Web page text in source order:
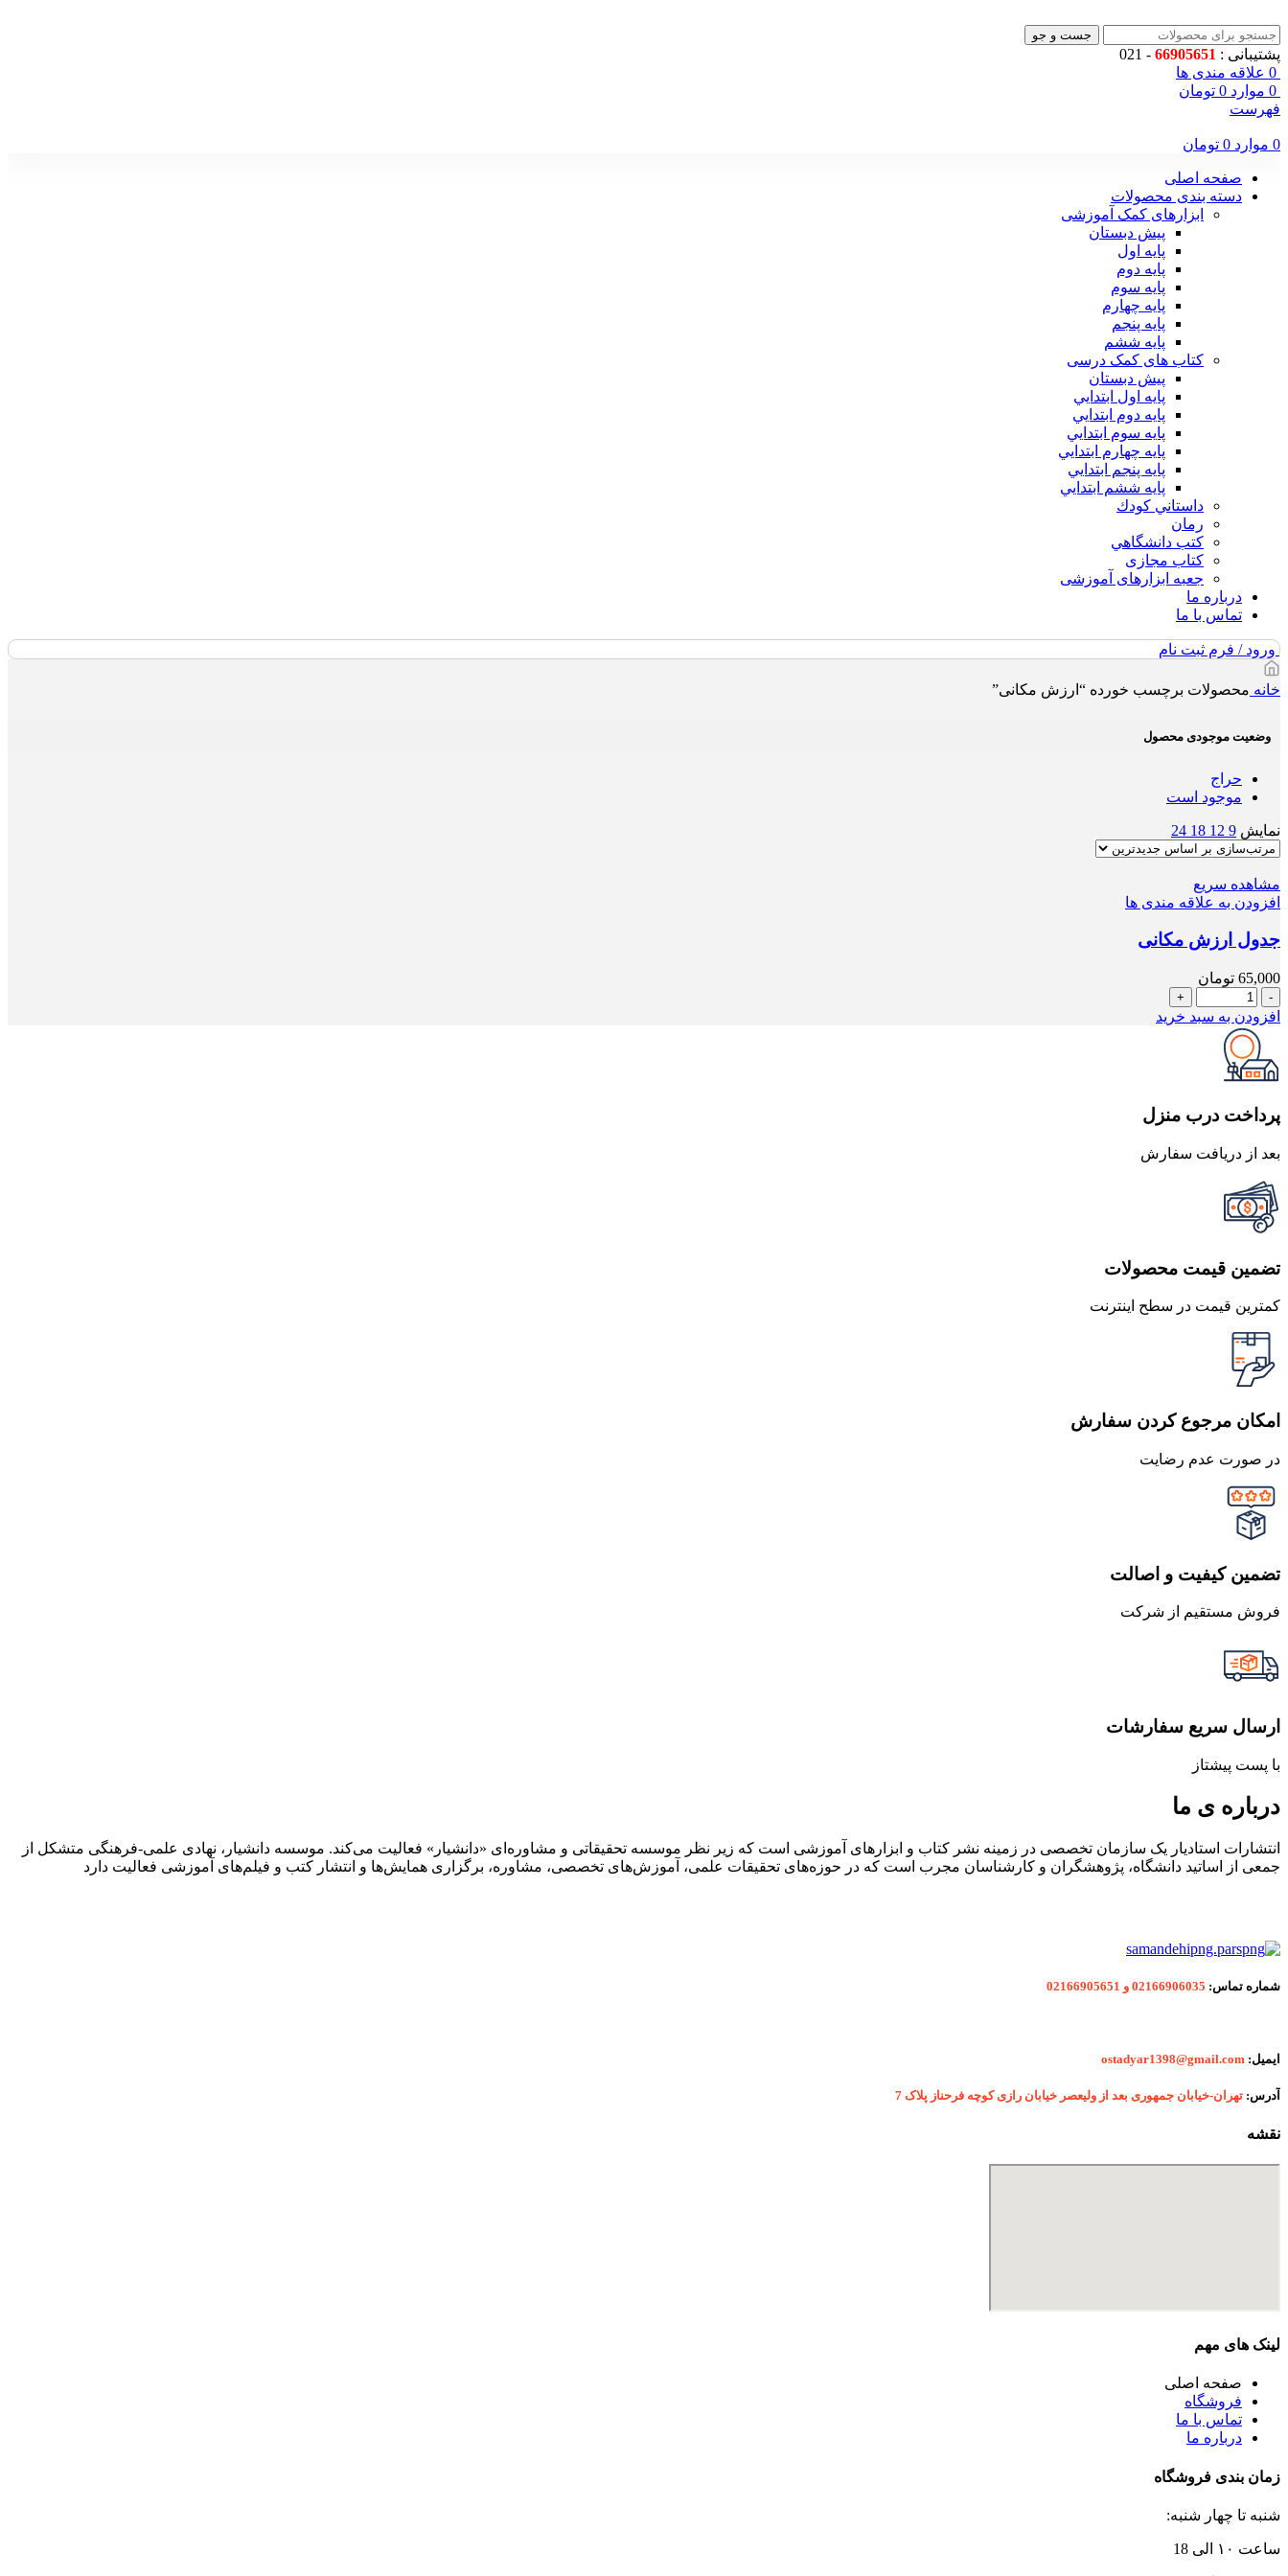
جست و جو
پشتیبانی : 66905651
- 021
0 علاقه مندی ها
0 موارد 0 تومان
فهرست
0 موارد 0 تومان
صفحه اصلی
دسته بندی محصولات
ابزارهای کمک آموزشی
پیش دبستان
پایه اول
پایه دوم
پایه سوم
پایه چهارم
پايه پنجم
پایه ششم
کتاب های کمک درسی
پیش دبستان
پايه اول ابتدايي
پايه دوم ابتدايي
پايه سوم ابتدايي
پايه چهارم ابتدايي
پايه پنجم ابتدايي
پايه ششم ابتدايي
داستاني كودك
رمان
كتب دانشگاهي
کتاب مجازی
جعبه ابزارهای آموزشی
درباره ما
تماس با ما
ورود / فرم ثبت نام
خانه محصولات برچسب خورده “ارزش مکانى”
وضعیت موجودی محصول
حراج
موجود است
نمایش 9
12
18
24
مشاهده سریع
افزودن به علاقه مندی ها
جدول ارزش مکانی
65,000 تومان
جدول
ارزش
مکانی
عدد
افزودن به سبد خرید
پرداخت درب منزل
بعد از دریافت سفارش
تضمین قیمت محصولات
کمترین قیمت در سطح اینترنت
امکان مرجوع کردن سفارش
در صورت عدم رضایت
تضمین کیفیت و اصالت
فروش مستقیم از شرکت
ارسال سریع سفارشات
با پست پیشتاز
درباره ی ما
انتشارات استادیار یک سازمان تخصصی در زمینه نشر کتاب و ابزارهای آموزشی است که زیر نظر موسسه تحقیقاتی و مشاوره‌ای «دانشیار» فعالیت می‌کند. موسسه دانشیار، نهادی علمی-فرهنگی متشکل از
جمعی از اساتید دانشگاه، پژوهشگران و کارشناسان مجرب است که در حوزه‌های تحقیقات علمی، آموزش‌های تخصصی، مشاوره، برگزاری همایش‌ها و انتشار کتب و فیلم‌های آموزشی فعالیت دارد
شماره تماس: 02166906035 و 02166905651
ایمیل: ostadyar1398@gmail.com
آدرس: تهران-خیابان جمهوری بعد از ولیعصر خیابان رازی کوچه فرحناز پلاک 7
نقشه
لینک های مهم
صفحه اصلی
فروشگاه
تماس با ما
درباره ما
زمان بندی فروشگاه
شنبه تا چهار شنبه:
ساعت ۱۰ الی 18